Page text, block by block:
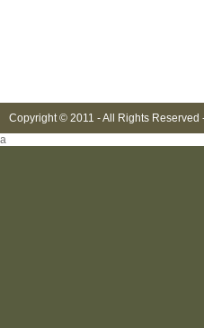
Copyright © 2011 - All Rights Reserved
a